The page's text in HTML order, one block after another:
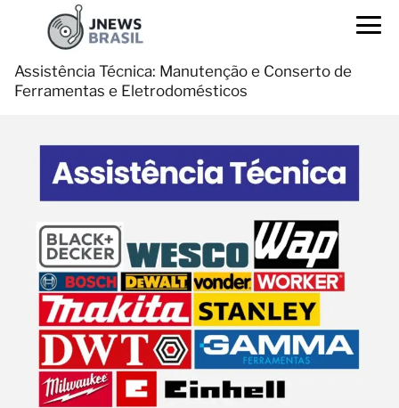
Assistência Técnica: Manutenção e Conserto de
Ferramentas e Eletrodomésticos